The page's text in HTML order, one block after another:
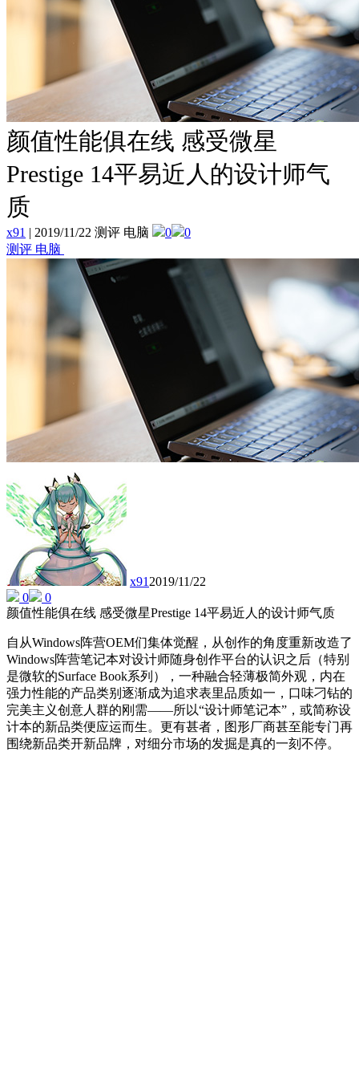
颜值性能俱在线 感受微星
Prestige 14平易近人的设计师气
质
x91 | 2019/11/22 测评 电脑 0
0
测评 电脑
x912019/11/22
0
0
颜值性能俱在线 感受微星Prestige 14平易近人的设计师气质
自从Windows阵营OEM们集体觉醒，从创作的角度重新改造了
Windows阵营笔记本对设计师随身创作平台的认识之后（特别
是微软的Surface Book系列），一种融合轻薄极简外观，内在
强力性能的产品类别逐渐成为追求表里品质如一，口味刁钻的
完美主义创意人群的刚需——所以“设计师笔记本”，或简称设
计本的新品类便应运而生。更有甚者，图形厂商甚至能专门再
围绕新品类开新品牌，对细分市场的发掘是真的一刻不停。